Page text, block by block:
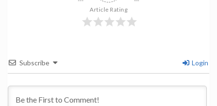
Article Rating
Subscribe Login